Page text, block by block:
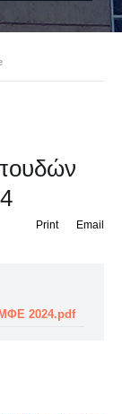
Email
Print
2024.pdf